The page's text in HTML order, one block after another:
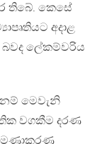
තිබේ. කෙසේ
අදාළ
ලේකම්වරිය
නම් මෙවැනි
වගකීම දරණ